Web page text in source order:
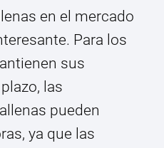
en el mercado
Para los
sus
las
pueden
ya que las